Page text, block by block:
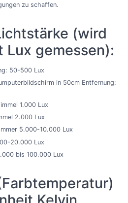
zu schaffen.
(wird
Lux gemessen):
50-500 Lux
in 50cm Entfernung:
1.000 Lux
2.000 Lux
5.000-10.000 Lux
20.000 Lux
bis 100.000 Lux